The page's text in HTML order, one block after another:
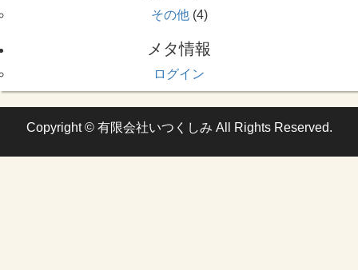
その他(4)
メタ情報
ログイン
Copyright © 有限会社いつくしみ All Rights Reserved.